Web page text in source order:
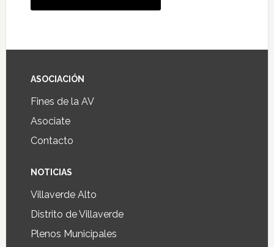
ASOCIACIÓN
Fines de la AV
Asociate
Contacto
NOTICIAS
Villaverde Alto
Distrito de Villaverde
Plenos Municipales